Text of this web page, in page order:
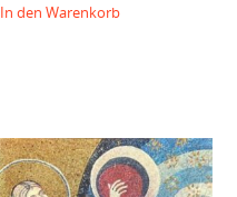
In den Warenkorb